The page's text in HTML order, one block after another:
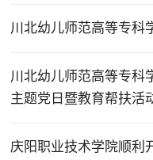
川北幼儿师范高等专科
川北幼儿师范高等专科
主题党日暨教育帮扶活
庆阳职业技术学院顺利